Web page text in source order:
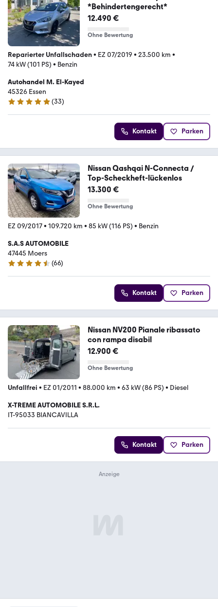
*Behindertengerecht*
12.490 €
Ohne Bewertung
Reparierter Unfallschaden• EZ 07/2019 • 23.500 km •
74 kW (101 PS) • Benzin
Autohandel M. El-Kayed
45326 Essen
5 Sterne
(33)
Kontakt Parken
Nissan Qashqai N-Connecta /
Top-Scheckheft-lückenlos
13.300 €
Ohne Bewertung
EZ 09/2017• 109.720 km • 85 kW (116 PS) • Benzin
S.A.S AUTOMOBILE
47445 Moers
4.4 Sterne
(66)
Kontakt Parken
Nissan NV200 Pianale ribassato
con rampa disabil
12.900 €
Ohne Bewertung
Unfallfrei • EZ 01/2011 • 88.000 km • 63 kW (86 PS) • Diesel
X-TREME AUTOMOBILE S.R.L.
IT-95033 BIANCAVILLA
Kontakt Parken